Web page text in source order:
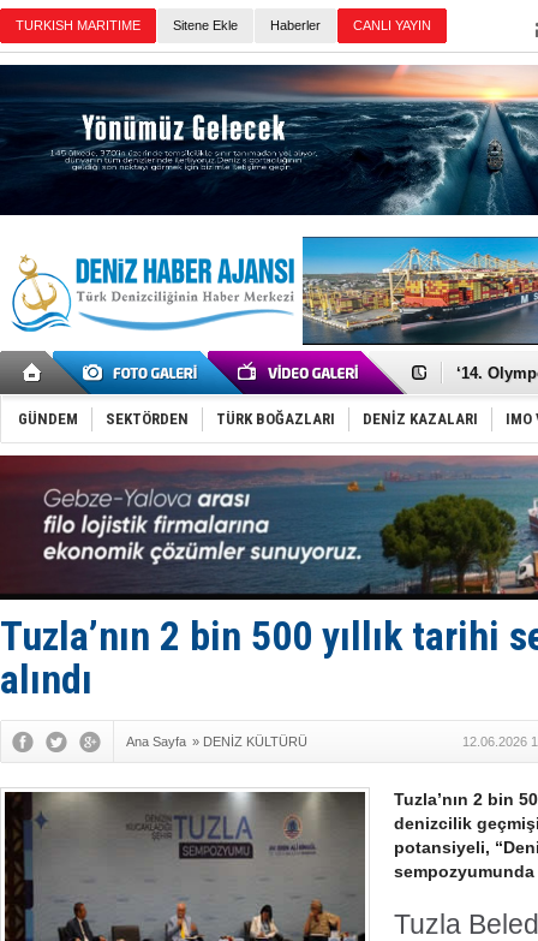
TURKISH MARITIME Sitene Ekle Haberler CANLI YAYIN
Denizcilik
‘14.
Taksi
TÜRKLİM
SOCAR da
D-Marin,
Van’da
TAYK -
GÜNDEM SEKTÖRDEN TÜRK BOĞAZLARI DENİZ KAZALARI IMO
Tuzla’nın 2 bin 500 yıllık tarihi
alındı
Ana Sayfa » DENİZ KÜLTÜRÜ 12.06.2026
Tuzla’nın 2 bin
denizcilik
potansiyeli,
sempozyumunda
Tuzla